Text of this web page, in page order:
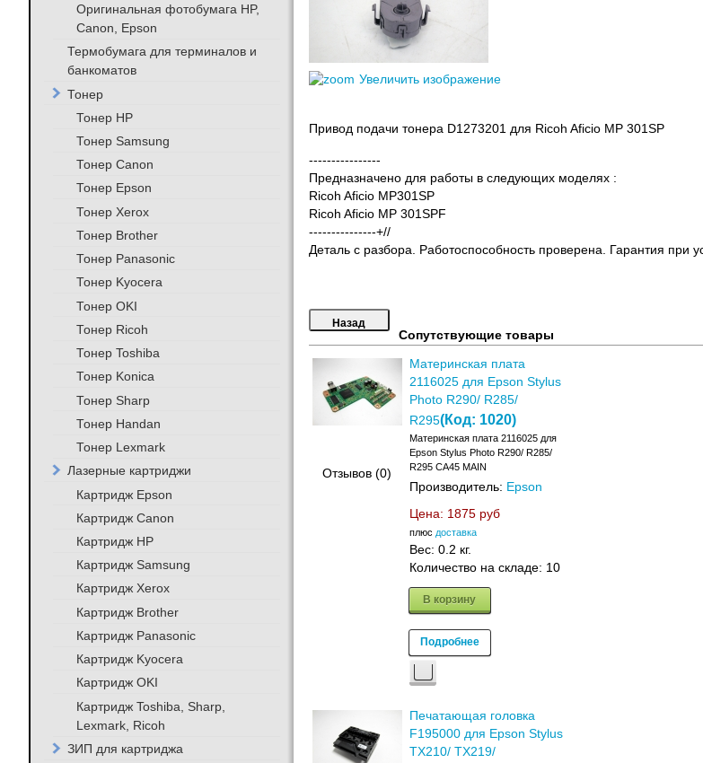
Увеличить изображение
Привод подачи тонера D1273201 для Ricoh Aficio MP 301SP
----------------
Предназначено для работы в следующих моделях :
Ricoh Aficio MP301SP
Ricoh Aficio MP 301SPF
---------------+//
Деталь с разбора. Работоспособность проверена. Гарантия при
Сопутствующие товары
Отзывов (0)
Материнская плата
2116025 для Epson Stylus
Photo R290/ R285/
R295(Код: 1020)
Материнская плата 2116025 для
Epson Stylus Photo R290/ R285/
R295 CA45 MAIN
Производитель: Epson
Цена: 1875 руб
плюс доставка
Вес: 0.2 кг.
Количество на складе: 10
В корзину
Подробнее
Печатающая головка
F195000 для Epson Stylus
TX210/ TX219/
Оригинальная фотобумага HP,
Canon, Epson
Термобумага для терминалов и
банкоматов
Тонер
Тонер HP
Тонер Samsung
Тонер Canon
Тонер Epson
Тонер Xerox
Тонер Brother
Тонер Panasonic
Тонер Kyocera
Тонер OKI
Тонер Ricoh
Тонер Toshiba
Тонер Konica
Тонер Sharp
Тонер Handan
Тонер Lexmark
Лазерные картриджи
Картридж Epson
Картридж Canon
Картридж HP
Картридж Samsung
Картридж Xerox
Картридж Brother
Картридж Panasonic
Картридж Kyocera
Картридж OKI
Картридж Toshiba, Sharp,
Lexmark, Ricoh
ЗИП для картриджа